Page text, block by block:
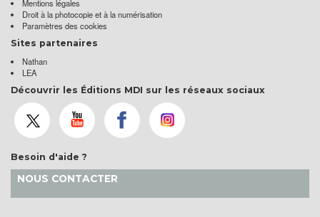
Mentions légales
Droit à la photocopie et à la numérisation
Paramètres des cookies
Sites partenaires
Nathan
LEA
Découvrir les Éditions MDI sur les réseaux sociaux
Besoin d'aide ?
NOUS CONTACTER